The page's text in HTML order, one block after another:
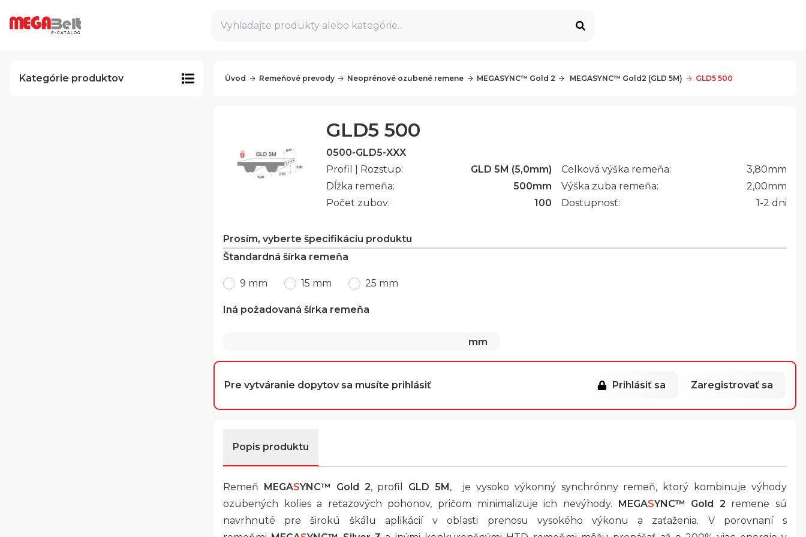
E-CATALOG
Vyhľadajte produkty alebo kategórie...
Kategórie produktov Úvod Remeňové prevody Neoprénové ozubené remene MEGASYNC™ Gold 2 MEGASYNC™ Gold2 (GLD 5M) GLD5 500
GLD5 500
0500-GLD5-XXX
Profil | Rozstup:
GLD 5M (5,0mm)
Dĺžka remeňa:
500mm
Počet zubov:
100
Celková výška remeňa: 3,80mm
Výška zuba remeňa:
2,00mm
Dostupnosť:
1-2 dni
Prosím, vyberte špecifikáciu produktu
Štandardná šírka remeňa
9 mm 15 mm 25 mm
Iná požadovaná šírka remeňa
mm
Pre vytváranie dopytov sa musíte prihlásiť Prihlásiť sa Zaregistrovať sa
Popis produktu
Remeň MEGASYNC™ Gold 2, profil GLD 5M, je vysoko výkonný synchrónny remeň, ktorý kombinuje výhody
ozubených kolies a reťazových pohonov, pričom minimalizuje ich nevýhody. MEGASYNC™ Gold 2 remene sú
navrhnuté pre širokú škálu aplikácií v oblasti prenosu vysokého výkonu a zaťaženia. V porovnaní s